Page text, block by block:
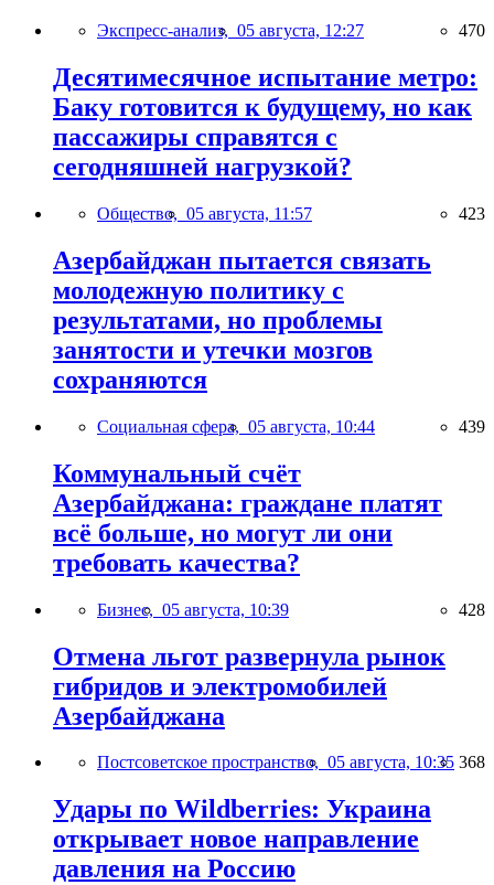
Экспресс-анализ, 05 августа, 12:27 470
Десятимесячное испытание метро:
Баку готовится к будущему, но как
пассажиры справятся с
сегодняшней нагрузкой?
Общество, 05 августа, 11:57 423
Азербайджан пытается связать
молодежную политику с
результатами, но проблемы
занятости и утечки мозгов
сохраняются
Социальная сфера, 05 августа, 10:44 439
Коммунальный счёт
Азербайджана: граждане платят
всё больше, но могут ли они
требовать качества?
Бизнес, 05 августа, 10:39 428
Отмена льгот развернула рынок
гибридов и электромобилей
Азербайджана
Постсоветское пространство, 05 августа, 10:35 368
Удары по Wildberries: Украина
открывает новое направление
давления на Россию